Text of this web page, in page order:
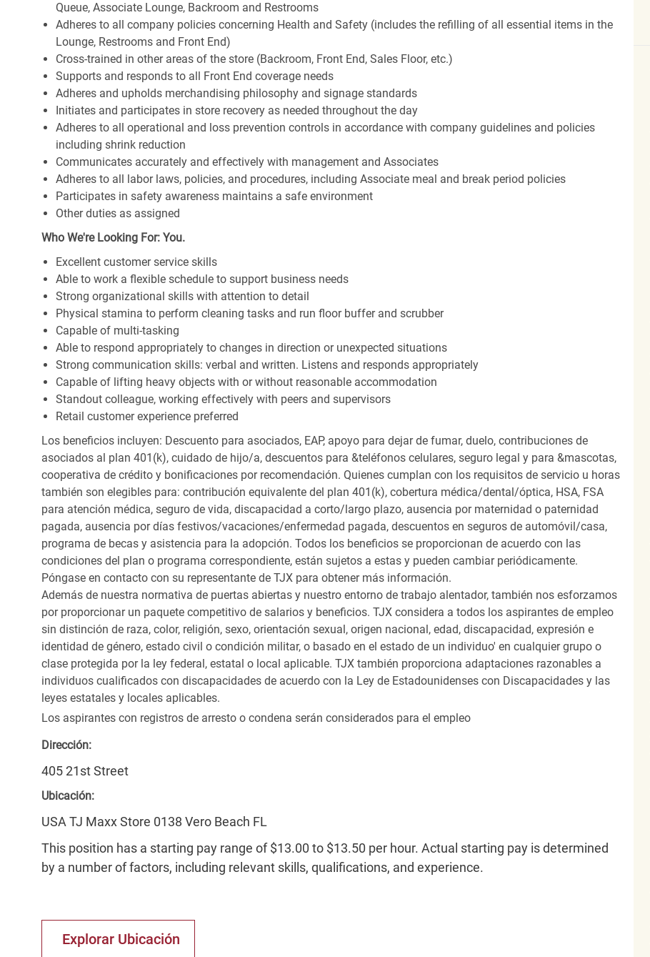
Queue, Associate Lounge, Backroom and Restrooms
Adheres to all company policies concerning Health and Safety (includes the refilling of all essential items in the
Lounge, Restrooms and Front End)
Cross-trained in other areas of the store (Backroom, Front End, Sales Floor, etc.)
Supports and responds to all Front End coverage needs
Adheres and upholds merchandising philosophy and signage standards
Initiates and participates in store recovery as needed throughout the day
Adheres to all operational and loss prevention controls in accordance with company guidelines and policies
including shrink reduction
Communicates accurately and effectively with management and Associates
Adheres to all labor laws, policies, and procedures, including Associate meal and break period policies
Participates in safety awareness maintains a safe environment
Other duties as assigned
Who We're Looking For: You.
Excellent customer service skills
Able to work a flexible schedule to support business needs
Strong organizational skills with attention to detail
Physical stamina to perform cleaning tasks and run floor buffer and scrubber
Capable of multi-tasking
Able to respond appropriately to changes in direction or unexpected situations
Strong communication skills: verbal and written. Listens and responds appropriately
Capable of lifting heavy objects with or without reasonable accommodation
Standout colleague, working effectively with peers and supervisors
Retail customer experience preferred
Los beneficios incluyen: Descuento para asociados, EAP, apoyo para dejar de fumar, duelo, contribuciones de
asociados al plan 401(k), cuidado de hijo/a, descuentos para &teléfonos celulares, seguro legal y para &mascotas,
cooperativa de crédito y bonificaciones por recomendación. Quienes cumplan con los requisitos de servicio u horas
también son elegibles para: contribución equivalente del plan 401(k), cobertura médica/dental/óptica, HSA, FSA
para atención médica, seguro de vida, discapacidad a corto/largo plazo, ausencia por maternidad o paternidad
pagada, ausencia por días festivos/vacaciones/enfermedad pagada, descuentos en seguros de automóvil/casa,
programa de becas y asistencia para la adopción. Todos los beneficios se proporcionan de acuerdo con las
condiciones del plan o programa correspondiente, están sujetos a estas y pueden cambiar periódicamente.
Póngase en contacto con su representante de TJX para obtener más información.
Además de nuestra normativa de puertas abiertas y nuestro entorno de trabajo alentador, también nos esforzamos
por proporcionar un paquete competitivo de salarios y beneficios. TJX considera a todos los aspirantes de empleo
sin distinción de raza, color, religión, sexo, orientación sexual, origen nacional, edad, discapacidad, expresión e
identidad de género, estado civil o condición militar, o basado en el estado de un individuo' en cualquier grupo o
clase protegida por la ley federal, estatal o local aplicable. TJX también proporciona adaptaciones razonables a
individuos cualificados con discapacidades de acuerdo con la Ley de Estadounidenses con Discapacidades y las
leyes estatales y locales aplicables.
Los aspirantes con registros de arresto o condena serán considerados para el empleo
Dirección:
405 21st Street
Ubicación:
USA TJ Maxx Store 0138 Vero Beach FL
This position has a starting pay range of $13.00 to $13.50 per hour. Actual starting pay is determined
by a number of factors, including relevant skills, qualifications, and experience.
Explorar Ubicación